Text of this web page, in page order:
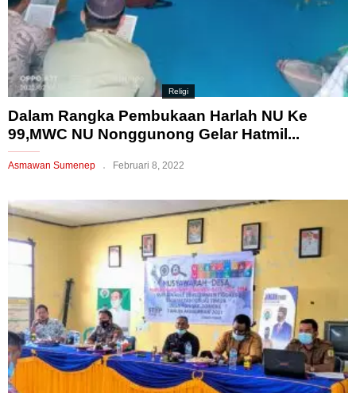
Religi
Dalam Rangka Pembukaan Harlah NU Ke
99,MWC NU Nonggunong Gelar Hatmil...
Asmawan Sumenep Februari 8, 2022